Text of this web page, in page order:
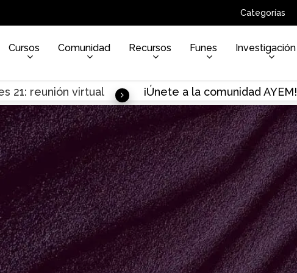
Categorías
Cursos Comunidad Recursos Funes Investigación
21: reunión virtual ¡Únete a la comunidad AYEM!